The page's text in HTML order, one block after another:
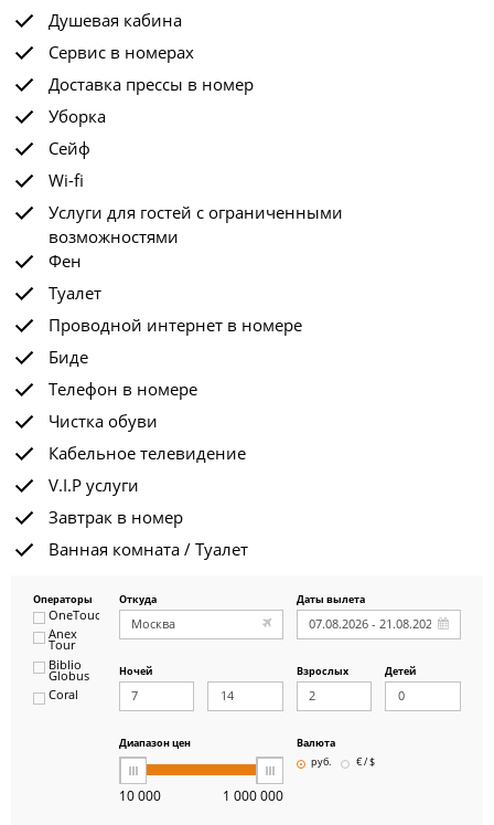
Душевая кабина
Сервис в номерах
Доставка прессы в номер
Уборка
Сейф
Wi-fi
Услуги для гостей с ограниченными
возможностями
Фен
Туалет
Проводной интернет в номере
Биде
Телефон в номере
Чистка обуви
Кабельное телевидение
V.I.P услуги
Завтрак в номер
Ванная комната / Туалет
Операторы
OneTouch&Travel
Anex
Tour
Biblio
Globus
Coral
Откуда Даты вылета
Ночей Взрослых Детей
Диапазон цен
10 000 1 000 000
Валюта
руб.
€ / $